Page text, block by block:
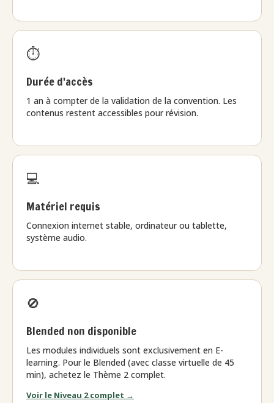
⏱️
Durée d'accès
1 an à compter de la validation de la convention. Les
contenus restent accessibles pour révision.
💻
Matériel requis
Connexion internet stable, ordinateur ou tablette,
système audio.
🚫
Blended non disponible
Les modules individuels sont exclusivement en E-
learning. Pour le Blended (avec classe virtuelle de 45
min), achetez le Thème 2 complet.
Voir le Niveau 2 complet →